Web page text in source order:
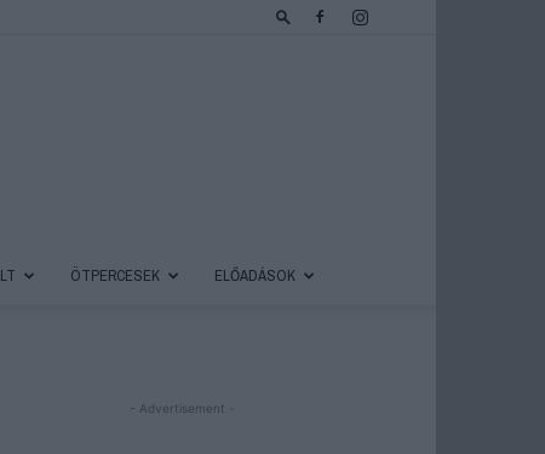
ÖTPERCESEK ELŐADÁSOK
- Advertisement -